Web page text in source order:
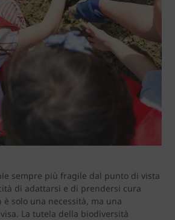
sempre più fragile dal punto di vista
di adattarsi e di prendersi cura
solo una necessità, ma una
La tutela della biodiversità